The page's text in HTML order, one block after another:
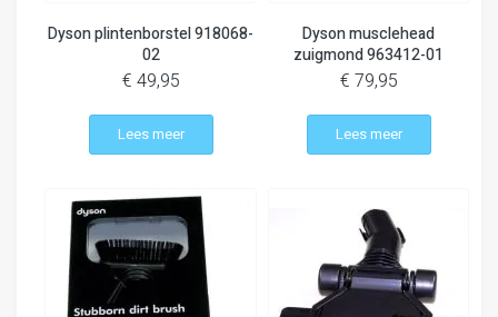
Dyson plintenborstel 918068-
02
€ 49,95
Lees meer
Dyson musclehead
zuigmond 963412-01
€ 79,95
Lees meer